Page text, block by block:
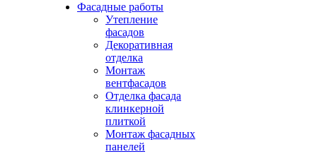
Фасадные работы
Утепление
фасадов
Декоративная
отделка
Монтаж
вентфасадов
Отделка фасада
клинкерной
плиткой
Монтаж фасадных
панелей